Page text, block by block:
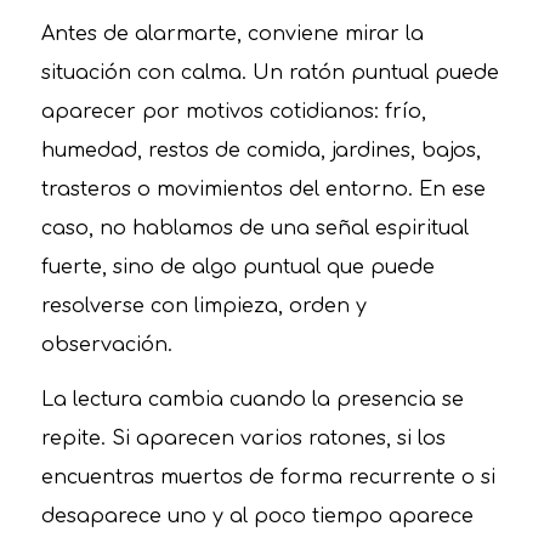
Antes de alarmarte, conviene mirar la
situación con calma. Un ratón puntual puede
aparecer por motivos cotidianos: frío,
humedad, restos de comida, jardines, bajos,
trasteros o movimientos del entorno. En ese
caso, no hablamos de una señal espiritual
fuerte, sino de algo puntual que puede
resolverse con limpieza, orden y
observación.
La lectura cambia cuando la presencia se
repite. Si aparecen varios ratones, si los
encuentras muertos de forma recurrente o si
desaparece uno y al poco tiempo aparece